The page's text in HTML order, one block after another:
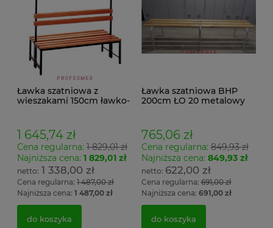
Ławka szatniowa z
wieszakami 150cm ławko-
1 645,74 zł
Cena regularna: 1 829,01 zł
Najniższa cena: 1 829,01 zł
1 338,00 zł
Cena regularna: 1 487,00 zł
Najniższa cena: 1 487,00 zł
do koszyka
Ławka szatniowa BHP
200cm ŁO 20 metalowy
765,06 zł
Cena regularna:849,93 zł
Najniższa cena: 849,93 zł
622,00 zł
Cena regularna:691,00 zł
Najniższa cena: 691,00 zł
do koszyka